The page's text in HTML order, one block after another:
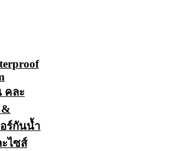
คละ
&
อร์กันน้ำ
ไซส์